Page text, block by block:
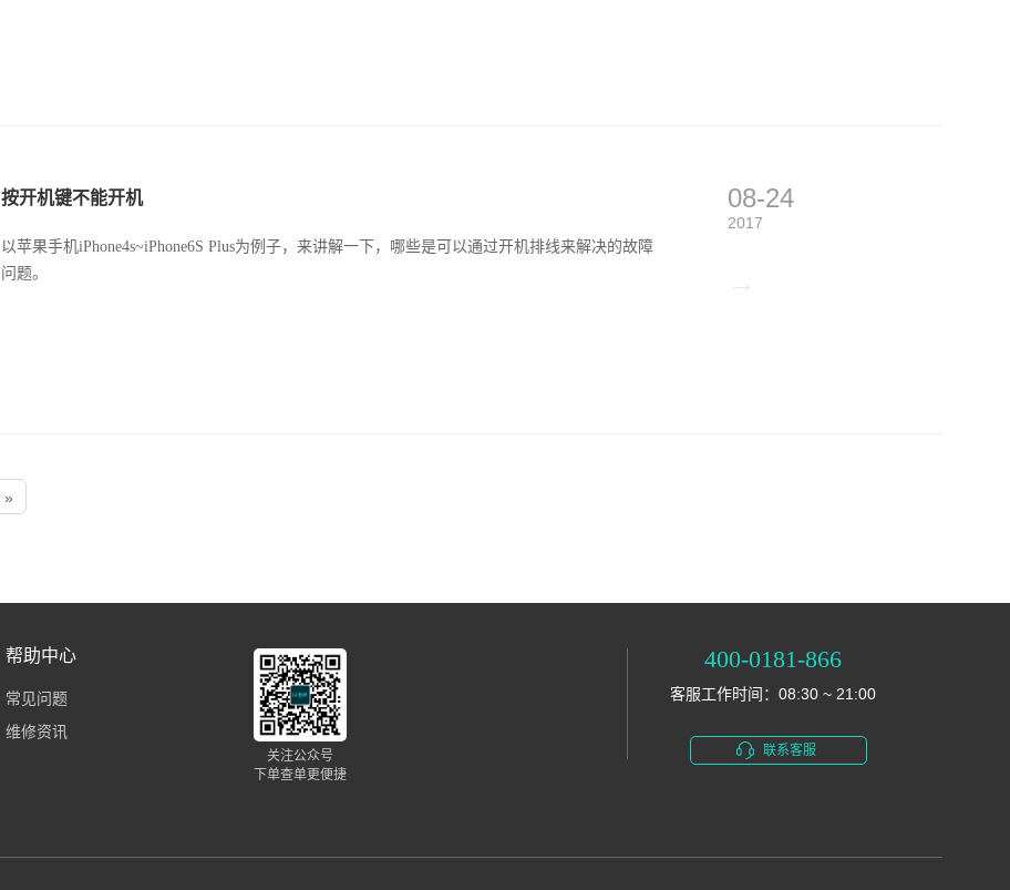
按开机键不能开机
以苹果手机iPhone4s~iPhone6S Plus为例子，来讲解一下，哪些是可以通过开机排线来解决的故障
问题。
08-24
2017
»
帮助中心
常见问题
维修资讯
关注公众号
下单查单更便捷
400-0181-866
客服工作时间：08:30 ~ 21:00
联系客服